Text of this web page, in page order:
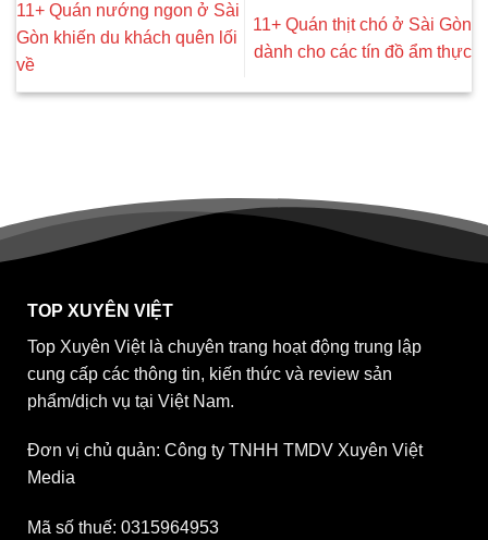
11+ Quán nướng ngon ở Sài
Gòn khiến du khách quên lối
về
11+ Quán thịt chó ở Sài Gòn
dành cho các tín đồ ẩm thực
TOP XUYÊN VIỆT
Top Xuyên Việt là chuyên trang hoạt động trung lập
cung cấp các thông tin, kiến thức và review sản
phẩm/dịch vụ tại Việt Nam.
Đơn vị chủ quản: Công ty TNHH TMDV Xuyên Việt
Media
Mã số thuế: 0315964953